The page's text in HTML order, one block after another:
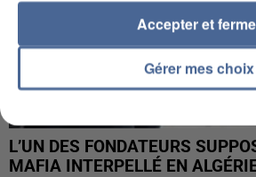
L’UN DES FONDATEURS
MAFIA INTERPELLÉ EN
Gérer mes choix
Accepter et